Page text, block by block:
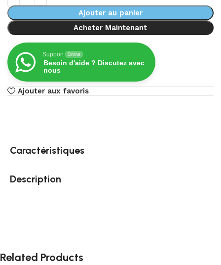
Ajouter au panier
Acheter Maintenant
Support Online
Besoin d'aide ? Discutez avec
nous
Ajouter aux favoris
Caractéristiques
Description
Related Products